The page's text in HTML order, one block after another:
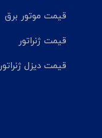
قیمت موتور برق
قیمت ژنراتور
قیمت دیزل ژنراتور